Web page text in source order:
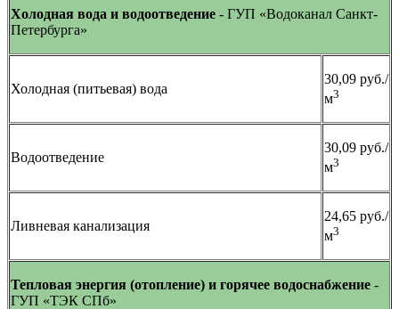
Холодная вода и водоотведение - ГУП «Водоканал Санкт-
Петербурга»
Холодная (питьевая) вода
30,09 руб./
м3
Водоотведение
30,09 руб./
м3
Ливневая канализация
24,65 руб./
м3
Тепловая энергия (отопление) и горячее водоснабжение -
ГУП «ТЭК СПб»